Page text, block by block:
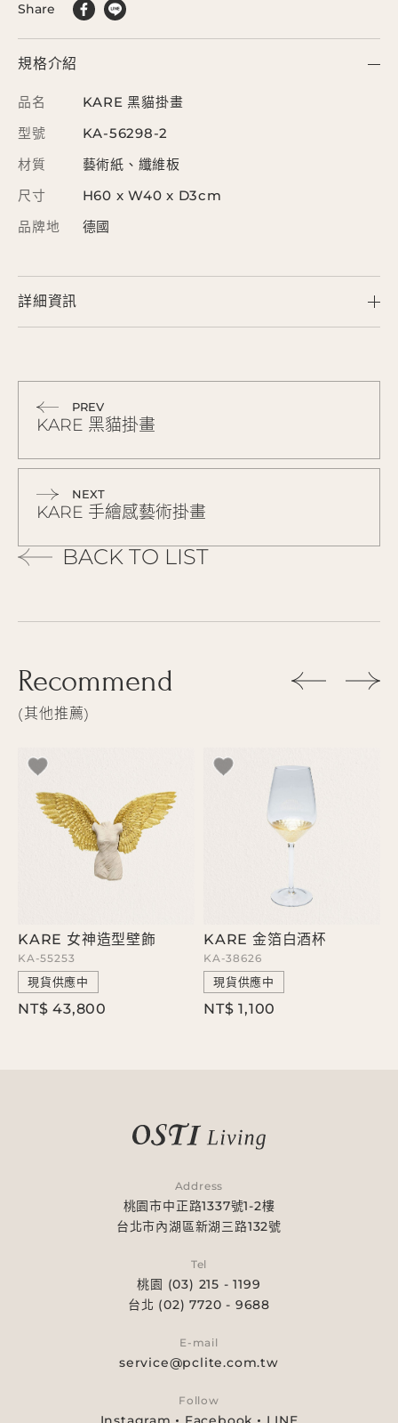
Share
規格介紹
品名
KARE 黑貓掛畫
型號
KA-56298-2
材質
藝術紙、纖維板
尺寸
H60 x W40 x D3cm
品牌地
德國
詳細資訊
PREV
KARE 黑貓掛畫
NEXT
KARE 手繪感藝術掛畫
BACK TO LIST
Recommend
其他推薦
KARE 女神造型壁飾
KA-55253
現貨供應中
NT$ 43,800
KARE 金箔白酒杯
KA-38626
現貨供應中
NT$ 1,100
Address
桃園市中正路1337號1-2樓
台北市內湖區新湖三路132號
Tel
桃園 (03) 215 - 1199
台北 (02) 7720 - 9688
E-mail
service@pclite.com.tw
Follow